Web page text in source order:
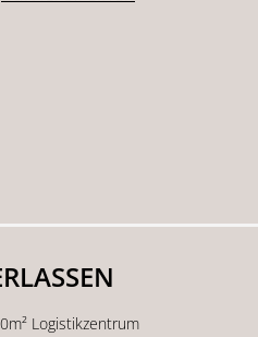
Logistikzentrum